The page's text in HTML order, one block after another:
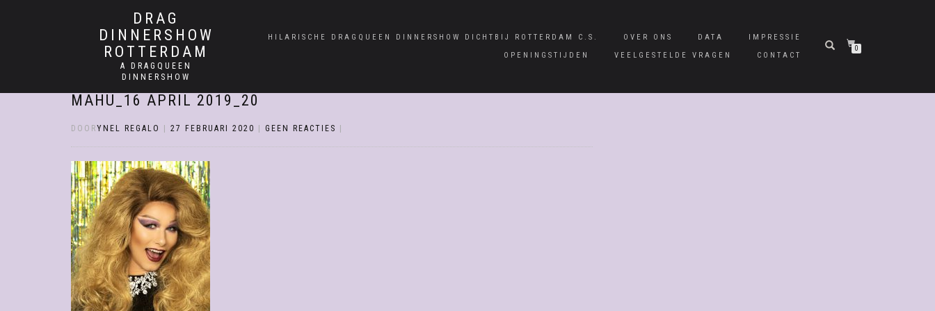
DRAG
DINNERSHOW
ROTTERDAM
A DRAGQUEEN
DINNERSHOW
HILARISCHE DRAGQUEEN DINNERSHOW DICHTBIJ ROTTERDAM C.S. OVER ONS DATA
IMPRESSIE
OPENINGSTIJDEN
VEELGESTELDE VRAGEN CONTACT
0
MAHU_16 APRIL 2019_20
DOORYNEL REGALO 27 FEBRUARI 2020 GEEN REACTIES